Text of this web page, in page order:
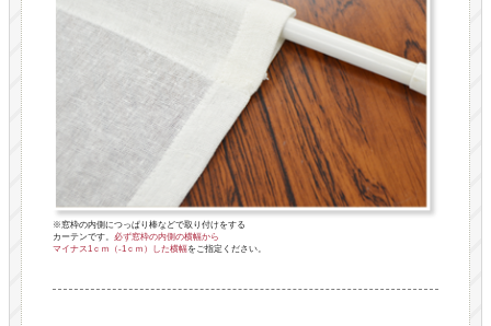
※窓枠の内側につっぱり棒などで取り付けをする
カーテンです。 必ず窓枠の内側の横幅から
マイナス1ｃｍ（-1ｃｍ）した横幅をご指定ください。